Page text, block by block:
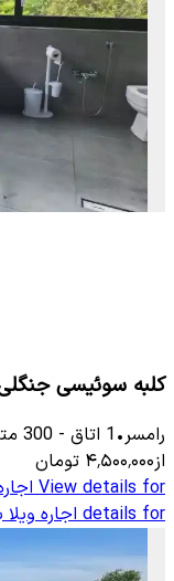
کلبه سوئیسی
رامسر•
1 اتاق -
300
از۴٬۵۰۰٬۰۰۰ تومان
View details for
details for اجاره